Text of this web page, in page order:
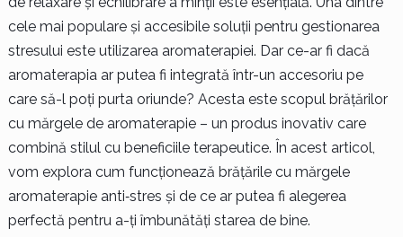
cele mai populare și accesibile soluții pentru gestionarea
stresului este utilizarea aromaterapiei. Dar ce-ar fi dacă
aromaterapia ar putea fi integrată într-un accesoriu pe
care să-l poți purta oriunde? Acesta este scopul brățărilor
cu mărgele de aromaterapie – un produs inovativ care
combină stilul cu beneficiile terapeutice. În acest articol,
vom explora cum funcționează brățările cu mărgele
aromaterapie anti‑stres și de ce ar putea fi alegerea
perfectă pentru a-ți îmbunătăți starea de bine.